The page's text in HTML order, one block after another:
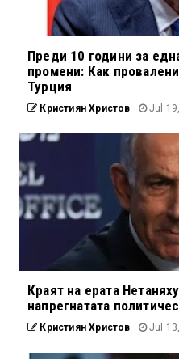
Преди 10 години за
промени: Как
Турция
Кристиян Христов Jul
Краят на ерата
напрегнатата
Кристиян Христов Jul